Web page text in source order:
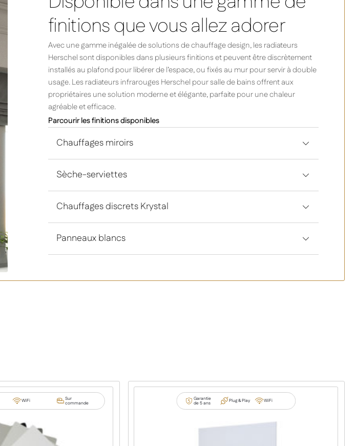
Select XLS - Radiateur infrarouge miroir avec éclairage et commandes intégrées
finitions que vous allez adorer
Avec une gamme inégalée de solutions de chauffage design, les radiateurs
Herschel sont disponibles dans plusieurs finitions et peuvent être discrètement
installés au plafond pour libérer de l’espace, ou fixés au mur pour servir à double
usage. Les radiateurs infrarouges Herschel pour salle de bains offrent aux
propriétaires une solution moderne et élégante, parfaite pour une chaleur
agréable et efficace.
Parcourir les finitions disponibles
Chauffages miroirs
Sèche-serviettes
Chauffages discrets Krystal
Panneaux blancs
WiFi Sur
commande
Garantie
de 5 ans Plug & Play WiFi